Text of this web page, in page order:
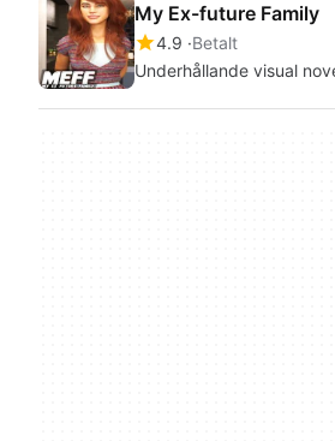
My Ex-future Family
4.9 Betalt
Underhållande visual